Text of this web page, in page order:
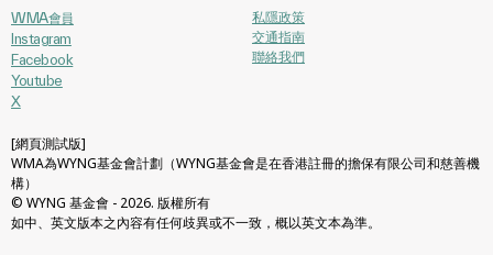
WMA會員
Instagram
Facebook
Youtube
X
私隱政策
交通指南
聯絡我們
[網頁測試版]
WMA為WYNG基金會計劃（WYNG基金會是在香港註冊的擔保有限公司和慈善機
構）
© WYNG 基金會 - 2026. 版權所有
如中、英文版本之內容有任何歧異或不一致，概以英文本為準。